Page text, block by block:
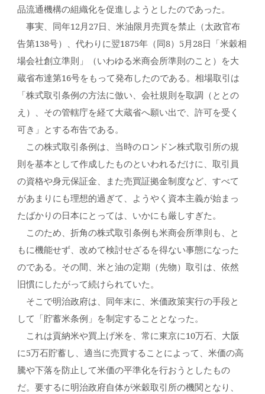
品流通機構の組織化を促進しようとしたのであった。
事実、同年12月27日、米油限月売買を禁止（太政官布
告第138号）、代わりに翌1875年（同8）5月28日「米穀相
場会社創立準則」（いわゆる米商会所準則のこと）を大
蔵省布達第16号をもって発布したのである。相場取引は
「株式取引条例の方法に倣い、会社規則を取調（ととの
え）、その管轄庁を経て大蔵省へ願い出で、許可を受く
可き」とする布告である。
この株式取引条例は、当時のロンドン株式取引所の規
則を基本として作成したものといわれるだけに、取引員
の資格や身元保証金、また売買証拠金制度など、すべて
があまりにも理想的過ぎて、ようやく資本主義が始まっ
たばかりの日本にとっては、いかにも厳しすぎた。
このため、折角の株式取引条例も米商会所準則も、と
もに機能せず、改めて検討せざるを得ない事態になった
のである。その間、米と油の定期（先物）取引は、依然
旧慣にしたがって続けられていた。
そこで明治政府は、同年末に、米価政策実行の手段と
して「貯蓄米条例」を制定することとなった。
これは貢納米や買上げ米を、常に東京に10万石、大阪
に5万石貯蓄し、適当に売買することによって、米価の高
騰や下落を防止して米価の平準化を行おうとしたもの
だ。要するに明治政府自体が米穀取引所の機関となり、